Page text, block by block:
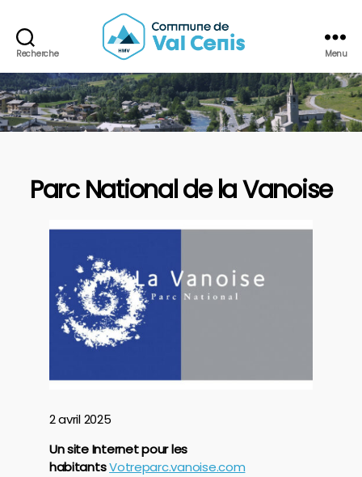
Recherche
de
Val
Cenis
Menu
Parc National de la Vanoise
2 avril 2025
Un site Internet pour les
habitantsVotreparc.vanoise.com